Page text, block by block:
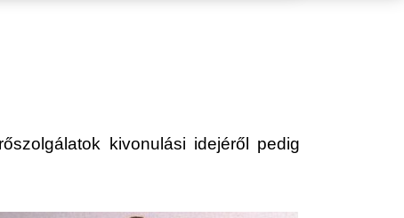
kivonulási idejéről pedig